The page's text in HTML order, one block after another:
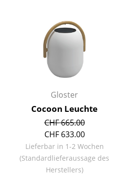
Gloster
Cocoon Leuchte
CHF 665.00
CHF 633.00
Lieferbar in 1-2 Wochen
(Standardlieferaussage des
Herstellers)